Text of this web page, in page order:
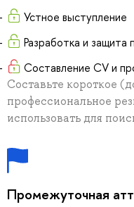
Устное выступление
Разработка и защита
Составление CV и
Составьте короткое
профессиональное
использовать для
Промежуточная